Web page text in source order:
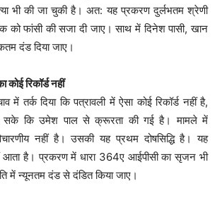
भी की जा चुकी है। अत: यह प्रकरण दुर्लभतम श्रेणी
को फांसी की सजा दी जाए। साथ में दिनेश पासी, खान
दंड दिया जाए।
रिकॉर्ड नहीं
में तर्क दिया कि पत्रावली में ऐसा कोई रिकॉर्ड नहीं है,
सके कि उमेश पाल से क्रूरता की गई है। मामले में
नहीं है। उसकी यह प्रथम दोषसिद्धि है। यह
आता है। प्रकरण में धारा 364ए आईपीसी का सृजन भी
में न्यूनतम दंड से दंडित किया जाए।